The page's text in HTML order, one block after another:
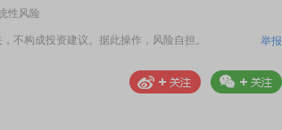
性风险
不构成投资建议。据此操作，风险自担。 举报
的
债券知识通识：从基础认知到特色品种